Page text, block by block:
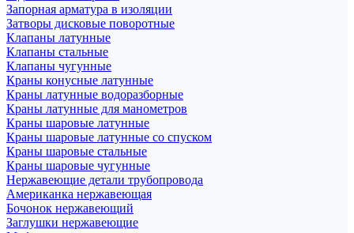
Запорная арматура в изоляции
Затворы дисковые поворотные
Клапаны латунные
Клапаны стальные
Клапаны чугунные
Краны конусные латунные
Краны латунные водоразборные
Краны латунные для манометров
Краны шаровые латунные
Краны шаровые латунные со спуском
Краны шаровые стальные
Краны шаровые чугунные
Нержавеющие детали трубопровода
Американка нержавеющая
Бочонок нержавеющий
Заглушки нержавеющие